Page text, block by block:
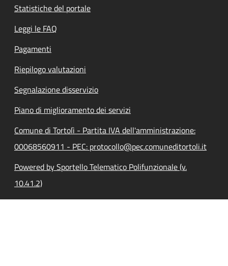
Statistiche del portale
Leggi le FAQ
Pagamenti
Riepilogo valutazioni
Segnalazione disservizio
Piano di miglioramento dei servizi
Comune di Tortolì - Partita IVA dell'amministrazione:
00068560911 - PEC: protocollo@pec.comuneditortoli.it
Powered by Sportello Telematico Polifunzionale (v.
10.41.2)